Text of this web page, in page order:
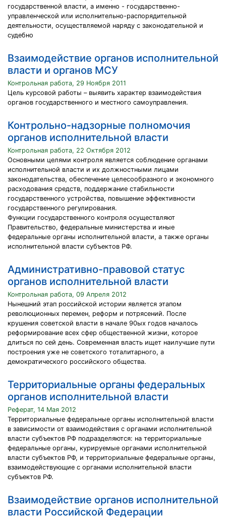
государственной власти, а именно - государственно-
управленческой или исполнительно-распорядительной
деятельности, осуществляемой наряду с законодательной и
судебно
Взаимодействие органов исполнительной
власти и органов МСУ
Контрольная работа, 29 Ноября 2011
Цель курсовой работы – выявить характер взаимодействия
органов государственного и местного самоуправления.
Контрольно-надзорные полномочия
органов исполнительной власти
Контрольная работа, 22 Октября 2012
Основными целями контроля является соблюдение органами
исполнительной власти и их должностными лицами
законодательства, обеспечение целесообразного и экономного
расходования средств, поддержание стабильности
государственного устройства, повышение эффективности
государственного регулирования.
Функции государственного контроля осуществляют
Правительство, федеральные министерства и иные
федеральные органы исполнительной власти, а также органы
исполнительной власти субъектов РФ.
Административно-правовой статус
органов исполнительной власти
Контрольная работа, 09 Апреля 2012
Нынешний этап российской истории является этапом
революционных перемен, реформ и потрясений. После
крушения советской власти в начале 90ых годов началось
реформирование всех сфер общественной жизни, которое
длиться по сей день. Современная власть ищет наилучшие пути
построения уже не советского тоталитарного, а
демократического российского общества.
Территориальные органы федеральных
органов исполнительной власти
Реферат, 14 Мая 2012
Территориальные федеральные органы исполнительной власти
в зависимости от взаимодействия с органами исполнительной
власти субъектов РФ подразделяются: на территориальные
федеральные органы, курируемые органами исполнительной
власти субъектов РФ, и территориальные федеральные органы,
взаимодействующие с органами исполнительной власти
субъектов РФ.
Взаимодействие органов исполнительной
власти Российской Федерации